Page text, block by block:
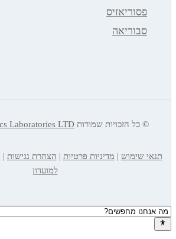
פסוריאזיס
סבוריאה
© כל הזכויות שמורותLaboratories LTD
תנאי שימוש | מדיניות פרטיות | הצהרת נגישות |
למועדון